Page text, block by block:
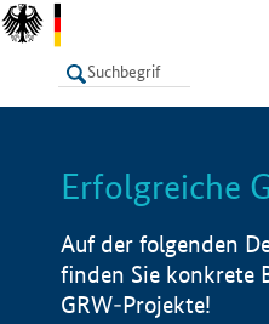
LISTE
Erfolgreiche
Auf der folgenden
finden Sie konkrete
GRW-Projekte!